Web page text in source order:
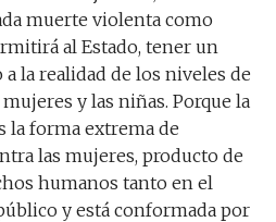
muerte violenta como
al Estado, tener un
la realidad de los niveles de
y las niñas. Porque la
la forma extrema de
las mujeres, producto de
humanos tanto en el
y está conformada por